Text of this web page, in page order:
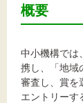
概要
中小機構では
携し、「地域
審査し、賞を
エントリーす